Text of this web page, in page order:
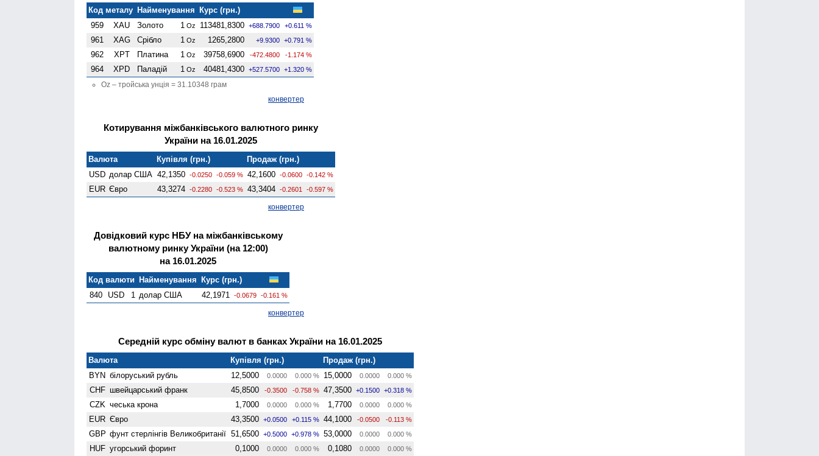
Код металу Найменування Курс (грн.)
959
XAU Золото 1 Oz 113481,8300 +688.7900 +0.611 %
961 XAG Срібло 1 Oz 1265,2800 +9.9300 +0.791 %
962 XPT Платина 1 Oz 39758,6900 -472.4800 -1.174 %
964 XPD Паладій 1 Oz 40481,4300 +527.5700 +1.320 %
Oz – тройська унція = 31.10348 грам
конвертер
Котирування міжбанківського валютного ринку
України на 16.01.2025
Валюта Купівля (грн.)
Продаж (грн.)
USD долар США 42,1350 -0.0250 -0.059 % 42,1600 -0.0600 -0.142 %
EUR Євро 43,3274 -0.2280 -0.523 % 43,3404 -0.2601 -0.597 %
конвертер
Довідковий курс НБУ на міжбанківському
валютному ринку України (на 12:00)
на 16.01.2025
Код валюти Найменування Курс (грн.)
840
USD 1 долар США 42,1971 -0.0679 -0.161 %
конвертер
Середній курс обміну валют в банках України на 16.01.2025
Валюта Купівля (грн.)
Продаж (грн.)
BYN білоруський рубль 12,5000 0.0000 0.000 % 15,0000 0.0000 0.000 %
CHF швейцарський франк 45,8500 -0.3500 -0.758 % 47,3500 +0.1500 +0.318 %
CZK чеська крона 1,7000 0.0000 0.000 % 1,7700 0.0000 0.000 %
EUR Євро 43,3500 +0.0500 +0.115 % 44,1000 -0.0500 -0.113 %
GBP фунт стерлінгів Велико­британії 51,6500 +0.5000 +0.978 % 53,0000 0.0000 0.000 %
HUF угорський форинт 0,1000 0.0000 0.000 % 0,1080 0.0000 0.000 %